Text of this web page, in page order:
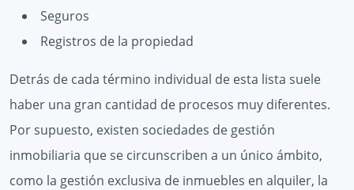
Seguros
Registros de la propiedad
Detrás de cada término individual de esta lista suele
haber una gran cantidad de procesos muy diferentes.
Por supuesto, existen sociedades de gestión
inmobiliaria que se circunscriben a un único ámbito,
como la gestión exclusiva de inmuebles en alquiler, la